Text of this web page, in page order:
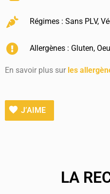
Régimes :Sans PLV,
Allergènes : Gluten,
En savoir plus sur les
J’AIME
LA